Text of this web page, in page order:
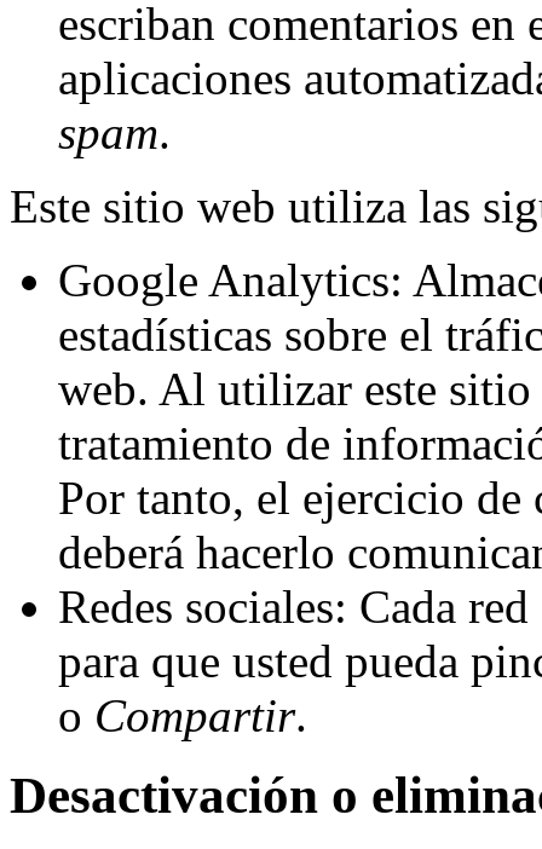
escriban comentarios en
aplicaciones
spam.
Este sitio web utiliza las
Google Analytics:
estadísticas sobre el
web. Al utilizar este
tratamiento de
Por tanto, el ejercicio de
deberá hacerlo
Redes sociales: Cada
para que usted pueda
o Compartir.
Desactivación o